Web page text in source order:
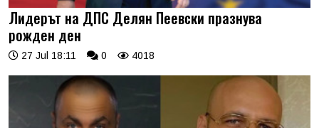
Лидерът на ДПС Делян Пеевски празнува
рожден ден
27 Jul 18:11 0 4018